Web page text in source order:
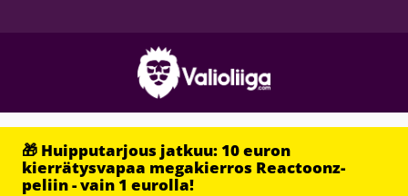
🎁 Huipputarjous jatkuu: 10 euron
kierrätysvapaa megakierros Reactoonz-
peliin - vain 1 eurolla!